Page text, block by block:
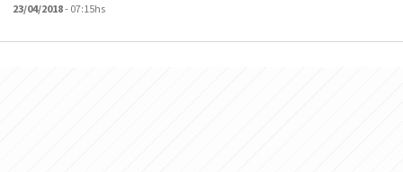
23/04/2018- 07:15hs